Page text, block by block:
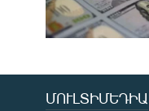
ՄՈՒԼՏԻՄԵԴԻԱ